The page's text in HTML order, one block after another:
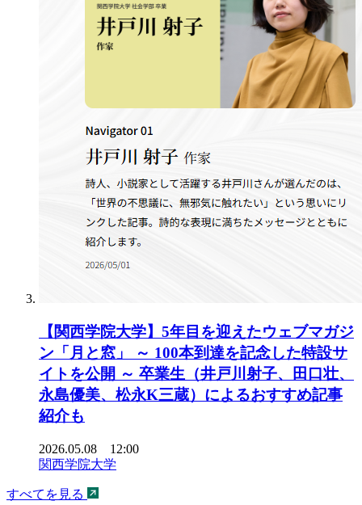
【関西学院大学】5年目を迎えたウェブマガジ
ン「月と窓」 ～ 100本到達を記念した特設サ
イトを公開 ～ 卒業生（井戸川射子、田口壮、
永島優美、松永K三蔵）によるおすすめ記事
紹介も
2026.05.08 12:00
関西学院大学
すべてを見る